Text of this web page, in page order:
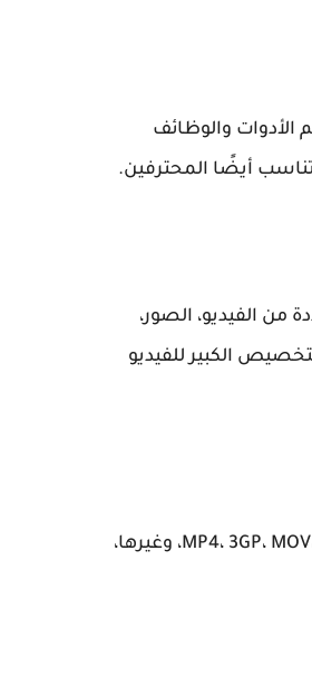
والوظائف
تناسب أيضًا المحترفين.
الفيديو، الصور،
الكبير للفيديو
يدعم التطبيق العديد من تنسيقات الفيديو والصوت والصور مثل MP4، 3GP، MOV، JPG، PNG، MP3، WAV، وغيرها،